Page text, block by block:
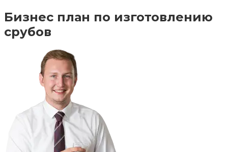
Бизнес план по изготовлению
срубов